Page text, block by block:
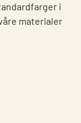
i
materialer